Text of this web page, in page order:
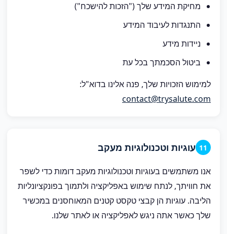
מחיקת המידע שלך ("הזכות להישכח")
התנגדות לעיבוד המידע
ניידות מידע
ביטול הסכמתך בכל עת
למימוש הזכויות שלך, פנה אלינו בדוא"ל:
contact@trysalute.com
11 עוגיות וטכנולוגיות מעקב
אנו משתמשים בעוגיות וטכנולוגיות מעקב דומות כדי לשפר
את חוויתך, לנתח שימוש באפליקציה ולתמוך בפונקציונליות
הליבה. עוגיות הן קבצי טקסט קטנים המאוחסנים במכשיר
שלך כאשר אתה ניגש לאפליקציה או לאתר שלנו.